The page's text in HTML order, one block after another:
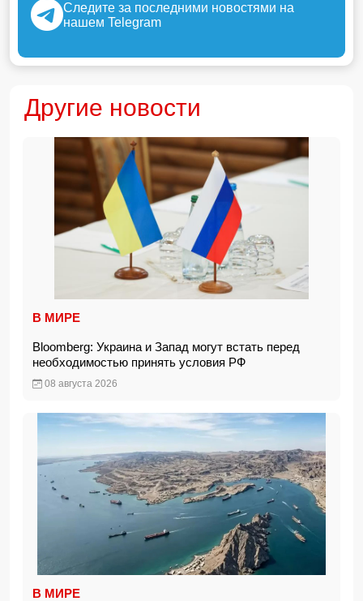
Следите за последними новостями на
нашем Telegram
Другие новости
В МИРЕ
Bloomberg: Украина и Запад могут встать перед
необходимостью принять условия РФ
08 августа 2026
В МИРЕ